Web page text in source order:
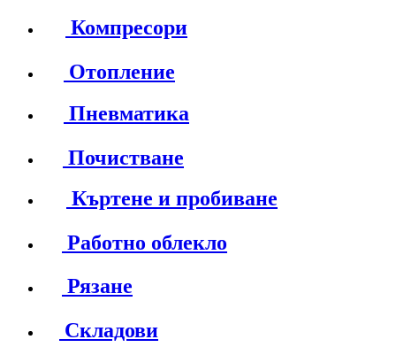
Компресори
Отопление
Пневматика
Почистване
Къртене и пробиване
Работно облекло
Рязане
Складови